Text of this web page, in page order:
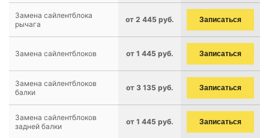
Замена сайлентблока
рычага
от 2 445 руб. Записаться
Замена сайлентблоков от 1 445 руб. Записаться
Замена сайлентблоков
балки
от 3 135 руб. Записаться
Замена сайлентблоков
задней балки
от 1 445 руб. Записаться